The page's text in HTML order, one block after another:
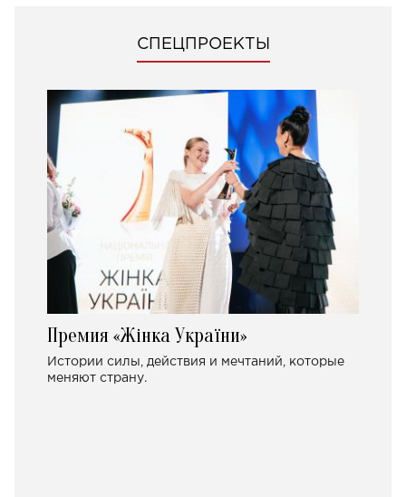
СПЕЦПРОЕКТЫ
Премия «Жінка України»
Истории силы, действия и мечтаний, которые
меняют страну.